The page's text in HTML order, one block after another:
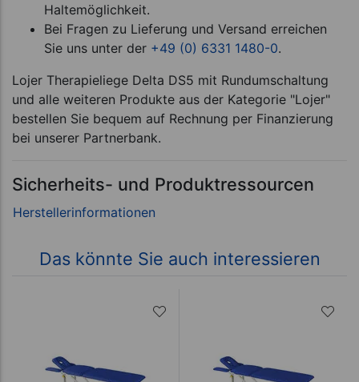
Haltemöglichkeit.
Bei Fragen zu Lieferung und Versand erreichen
Sie uns unter der +49 (0) 6331 1480-0.
Lojer Therapieliege Delta DS5 mit Rundumschaltung
und alle weiteren Produkte aus der Kategorie "Lojer"
bestellen Sie bequem auf Rechnung per Finanzierung
bei unserer Partnerbank.
Sicherheits- und Produktressourcen
Das könnte Sie auch interessieren